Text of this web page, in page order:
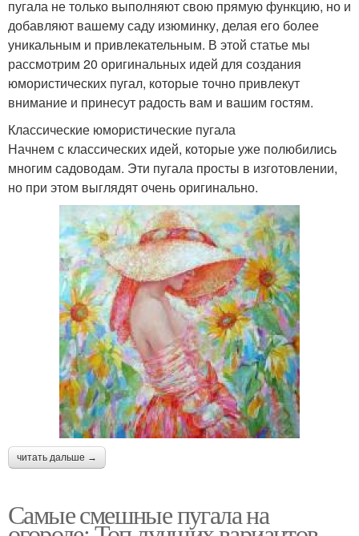
пугала не только выполняют свою прямую функцию, но и
добавляют вашему саду изюминку, делая его более
уникальным и привлекательным. В этой статье мы
рассмотрим 20 оригинальных идей для создания
юмористических пугал, которые точно привлекут
внимание и принесут радость вам и вашим гостям.
Классические юмористические пугала
Начнем с классических идей, которые уже полюбились
многим садоводам. Эти пугала просты в изготовлении,
но при этом выглядят очень оригинально.
читать дальше →
Самые смешные пугала на